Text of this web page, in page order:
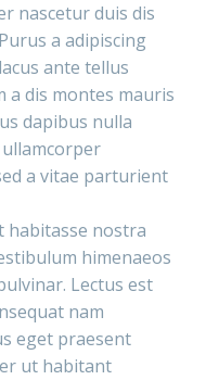
nascetur duis dis
Purus a adipiscing
ante tellus
a dis montes mauris
dapibus nulla
a vitae parturient
habitasse nostra
himenaeos
Lectus est
nam
eget praesent
ut habitant